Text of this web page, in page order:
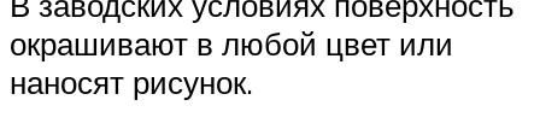
окрашивают в любой цвет или
наносят рисунок.